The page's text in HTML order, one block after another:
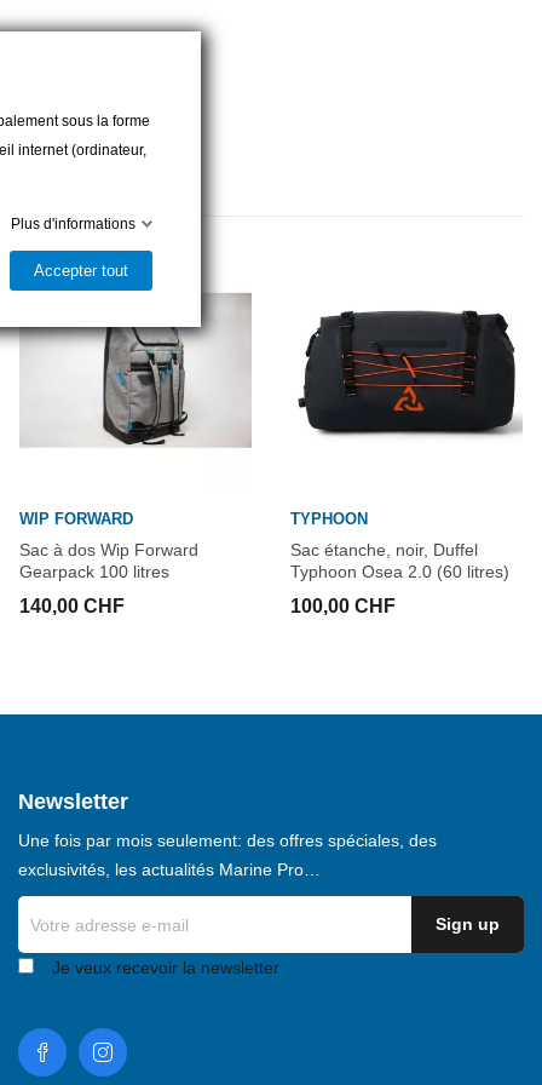
WIP FORWARD
Sac à dos Wip Forward
Gearpack 100 litres
140,00 CHF
TYPHOON
Sac étanche, noir, Duffel
Typhoon Osea 2.0 (60 litres)
100,00 CHF
Newsletter
Une fois par mois seulement: des offres spéciales, des
exclusivités, les actualités Marine Pro…
Je veux recevoir la newsletter
sous la forme
internet (ordinateur,
Plus d'informations
Accepter tout